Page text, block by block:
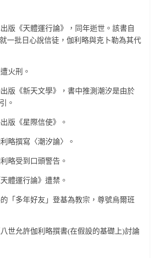
版《天體運行論》，同年逝世。該書自
一批日心說信徒，伽利略與克卜勒為其代
火刑。
版《新天文學》，書中推測潮汐是由於
。
版《星際信使》。
略撰寫〈潮汐論〉。
略受到口頭警告。
體運行論》遭禁。
「多年好友」登基為教宗，尊號烏爾班
世允許伽利略撰書(在假設的基礎上)討論